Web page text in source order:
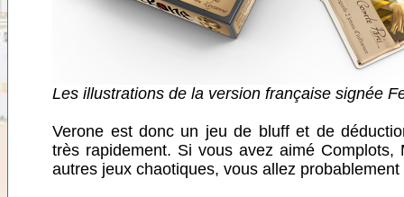
Les illustrations de la version française signée
Verone est donc un jeu de bluff et de
très rapidement. Si vous avez aimé Complots,
autres jeux chaotiques, vous allez